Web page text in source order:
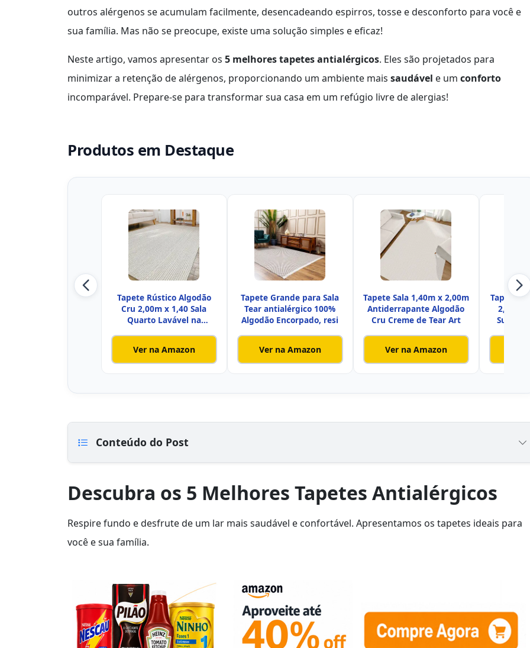
outros alérgenos se acumulam facilmente, desencadeando espirros, tosse e desconforto para você e
sua família. Mas não se preocupe, existe uma solução simples e eficaz!
Neste artigo, vamos apresentar os 5 melhores tapetes antialérgicos. Eles são projetados para
minimizar a retenção de alérgenos, proporcionando um ambiente mais saudável e um conforto
incomparável. Prepare-se para transformar sua casa em um refúgio livre de alergias!
Produtos em Destaque
Tapete Rústico Algodão
Cru 2,00m x 1,40 Sala
Quarto Lavável na
Ver na Amazon
Tapete Grande para Sala
Tear antialérgico 100%
Algodão Encorpado, resi
Ver na Amazon
Tapete Sala 1,40m x 2,00m
Antiderrapante Algodão
Cru Creme de Tear Art
Ver na Amazon
Tapete
2,00 ×
Super
Conteúdo do Post
Descubra os 5 Melhores Tapetes Antialérgicos
Respire fundo e desfrute de um lar mais saudável e confortável. Apresentamos os tapetes ideais para
você e sua família.